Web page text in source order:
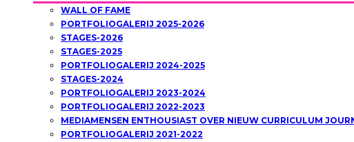
WALL OF FAME
PORTFOLIOGALERIJ 2025-2026
STAGES-2026
STAGES-2025
PORTFOLIOGALERIJ 2024-2025
STAGES-2024
PORTFOLIOGALERIJ 2023-2024
PORTFOLIOGALERIJ 2022-2023
MEDIAMENSEN ENTHOUSIAST OVER NIEUW CURRICULUM
PORTFOLIOGALERIJ 2021-2022